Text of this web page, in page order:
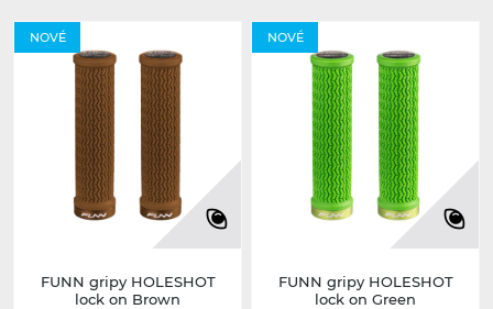
NOVÉ
FUNN gripy HOLESHOT
lock on Brown
NOVÉ
FUNN gripy HOLESHOT
lock on Green